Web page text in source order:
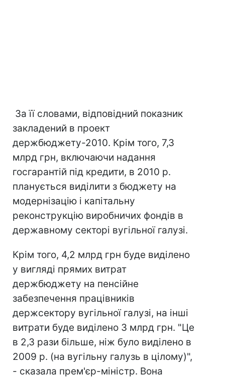
За її словами, відповідний показник
закладений в проект
держбюджету-2010. Крім того, 7,3
млрд грн, включаючи надання
госгарантій під кредити, в 2010 р.
планується виділити з бюджету на
модернізацію і капітальну
реконструкцію виробничих фондів в
державному секторі вугільної галузі.
Крім того, 4,2 млрд грн буде виділено
у вигляді прямих витрат
держбюджету на пенсійне
забезпечення працівників
держсектору вугільної галузі, на інші
витрати буде виділено 3 млрд грн. "Це
в 2,3 рази більше, ніж було виділено в
2009 р. (на вугільну галузь в цілому)",
- сказала прем'єр-міністр. Вона